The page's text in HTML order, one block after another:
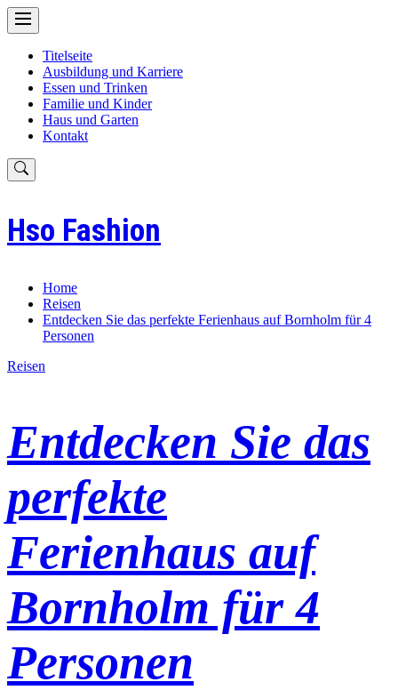
Skip
to
Titelseite
Ausbildung und Karriere
Essen und Trinken
Familie und Kinder
Haus und Garten
Kontakt
Hso Fashion
Home
Reisen
Entdecken Sie das perfekte Ferienhaus auf Bornholm für 4
Personen
Reisen
Entdecken Sie das
perfekte
Ferienhaus auf
Bornholm für 4
Personen